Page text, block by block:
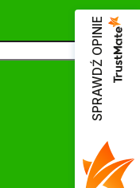
SPRAWDŹ OPINIE